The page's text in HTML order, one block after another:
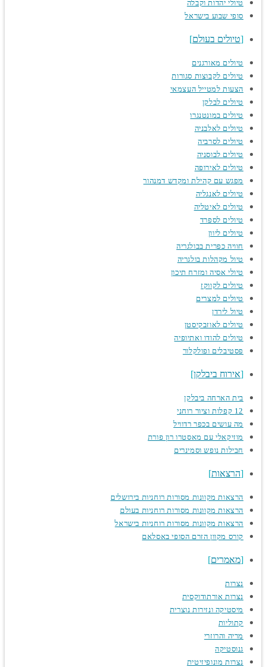
טיולי יהדות וקבלה
סופי שבוע בישראל
טיולים בעולם
טיולים מאורגנים
טיולים לקבוצות סגורות
הצעות למטייל העצמאי
טיולים לבלקן
טיולים במונטנגרו
טיולים לאלבניה
טיולים לסרביה
טיולים לבוסניה
טיולים לאירופה
מפגש עם קהילת ומקדש דמנהור
טיולים לאנגליה
טיולים לאיטליה
טיולים לספרד
טיולים ליוון
חוויה כפרית בבולגריה
טיול מקהלות בולגריה
טיולי אסיה ומזרח תיכון
טיולים לקווקז
טיולים למצרים
טיול לירדן
טיולים לאוזבקיסטן
טיולים להודו ואתיופיה
פסטיבלים ופולקלור
אירוח ביבלקן
בית הארחה ביבלקן
12 קפלות וציור רוחני
מה עושים בכפר רדוויל
מוזיקאלי עם מאסטרו רון פורת
חבילות נופש וסמינרים
הרצאות
הרצאות מקוונות מסורות רוחניות בירושלים
הרצאות מקוונות מסורות רוחניות בעולם
הרצאות מקוונות מסורות רוחניות בישראל
קורס מקוון הזרם הסופי באסלאם
מאמרים
נצרות
נצרות אורתודוקסית
מיסטיקה ונזירות נוצרית
קתוליות
מריה והרוזרי
גנוסטיקה
נצרות מונופיזיטית